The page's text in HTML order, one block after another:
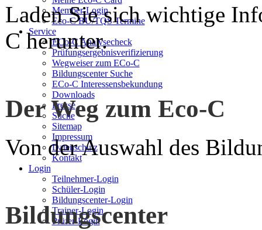
Member-Login
Eco-C BU/TQS Termine
Service
ECo-C Analysecheck
Prüfungsergebnisverifizierung
Wegweiser zum ECo-C
Bildungscenter Suche
ECo-C Interessensbekundung
Downloads
Presse
Suche
Sitemap
Impressum
Datenschutz
Kontakt
Login
Teilnehmer-Login
Schüler-Login
Bildungscenter-Login
Trainer-Login
Prüfer-Login
Laden Sie sich wichtige
C herunter.
Der Weg zum Eco-C
Von der Auswahl des
Bildungscenter